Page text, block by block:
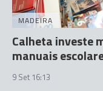
MADEIRA
Calheta investe
manuais
9 Set 16:13